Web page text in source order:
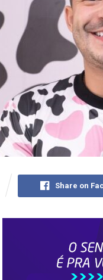
Share on